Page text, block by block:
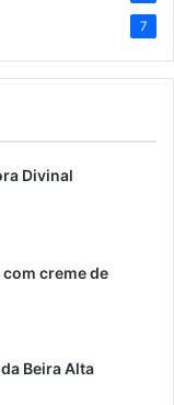
7
Divinal
creme de
Beira Alta